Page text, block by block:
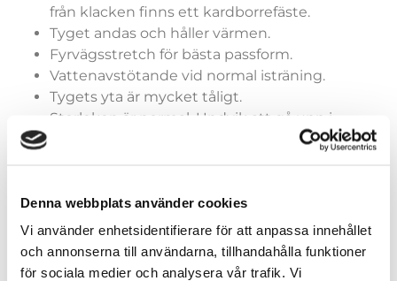
Denna webbplats använder cookies
Vi använder enhetsidentifierare för att anpassa innehållet
och annonserna till användarna, tillhandahålla funktioner
för sociala medier och analysera vår trafik. Vi
från klacken finns ett kardborrefäste.
Tyget andas och håller värmen.
Fyrvägsstretch för bästa passform.
Vattenavstötande vid normal isträning.
Tygets yta är mycket tåligt.
Storleken är normal. Undvik att gå upp i
Storlek tights over heel